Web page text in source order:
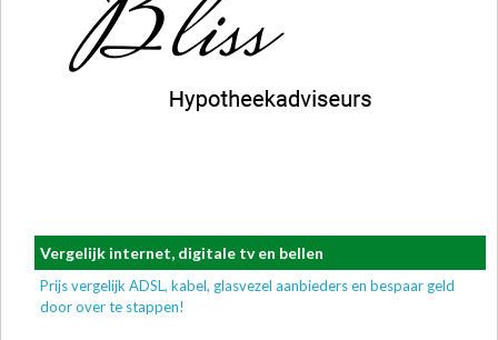
Vergelijk internet, digitale tv en bellen
Prijs vergelijk ADSL, kabel, glasvezel aanbieders en bespaar geld
door over te stappen!